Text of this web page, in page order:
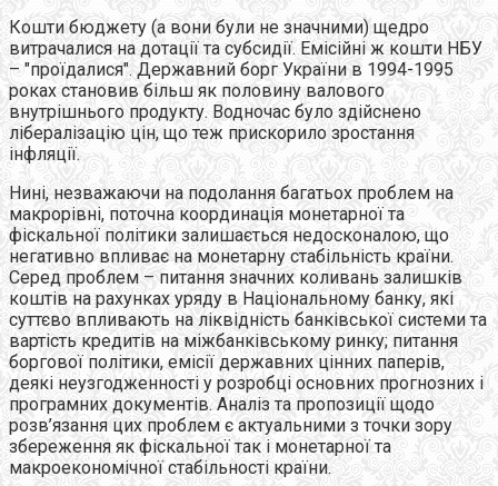
Кошти бюджету (а вони були не значними) щедро
витрачалися на дотації та субсидії. Емісійні ж кошти НБУ
– "проїдалися". Державний борг України в 1994-1995
роках становив більш як половину валового
внутрішнього продукту. Водночас було здійснено
лібералізацію цін, що теж прискорило зростання
інфляції.
Нині, незважаючи на подолання багатьох проблем на
макрорівні, поточна координація монетарної та
фіскальної політики залишається недосконалою, що
негативно впливає на монетарну стабільність країни.
Серед проблем – питання значних коливань залишків
коштів на рахунках уряду в Національному банку, які
суттєво впливають на ліквідність банківської системи та
вартість кредитів на міжбанківському ринку; питання
боргової політики, емісії державних цінних паперів,
деякі неузгодженності у розробці основних прогнозних і
програмних документів. Аналіз та пропозиції щодо
розв’язання цих проблем є актуальними з точки зору
збереження як фіскальної так і монетарної та
макроекономічної стабільності країни.